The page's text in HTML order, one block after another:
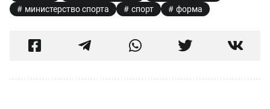
министерство спорта
спорт форма